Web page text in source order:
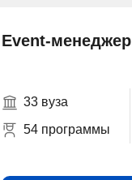
Event-менеджер
33 вуза
54 программы